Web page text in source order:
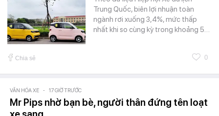
Trung Quốc, biên lợi nhuận toàn
ngành rơi xuống 3,4%, mức thấp
nhất khi so cùng kỳ trong khoảng 5…
Chia sẻ 0
VĂN HÓA XE - 17 GIỜ TRƯỚC
Mr Pips nhờ bạn bè, người thân đứng tên loạt